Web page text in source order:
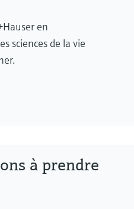
en
sciences de la vie
à prendre